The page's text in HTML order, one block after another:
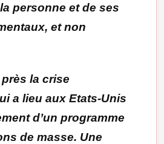
personne et de ses
et non
la crise
a lieu aux Etats-Unis
d’un programme
de masse. Une